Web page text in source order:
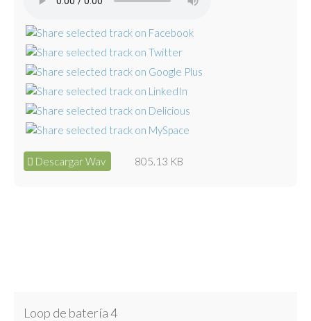
Descargar Wav 805.13 KB
Loop de batería 4